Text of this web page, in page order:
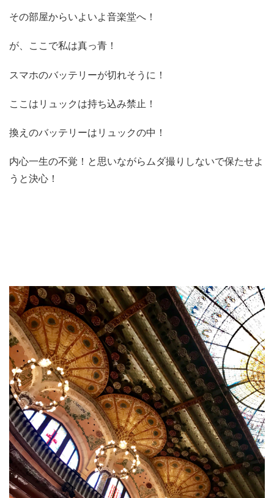
その部屋からいよいよ音楽堂へ！
が、ここで私は真っ青！
スマホのバッテリーが切れそうに！
ここはリュックは持ち込み禁止！
換えのバッテリーはリュックの中！
内心一生の不覚！と思いながらムダ撮りしないで保たせよ
うと決心！